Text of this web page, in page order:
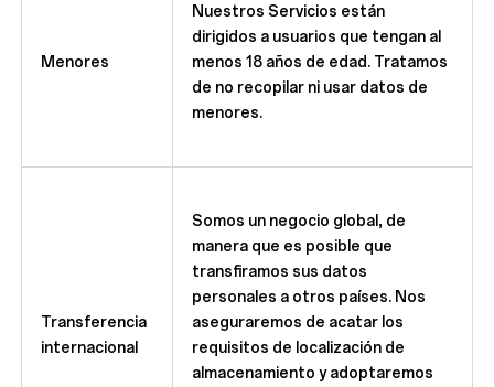
Menores
Nuestros Servicios están
dirigidos a usuarios que tengan al
menos 18 años de edad. Tratamos
de no recopilar ni usar datos de
menores.
Transferencia
internacional
Somos un negocio global, de
manera que es posible que
transfiramos sus datos
personales a otros países. Nos
aseguraremos de acatar los
requisitos de localización de
almacenamiento y adoptaremos